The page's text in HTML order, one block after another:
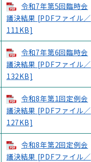
令和7年第5回臨時会
議決結果 [PDFファイル／
111KB]
令和7年第6回臨時会
議決結果 [PDFファイル／
132KB]
令和8年第1回定例会
議決結果 [PDFファイル／
127KB]
令和8年第2回定例会
議決結果 [PDFファイル／